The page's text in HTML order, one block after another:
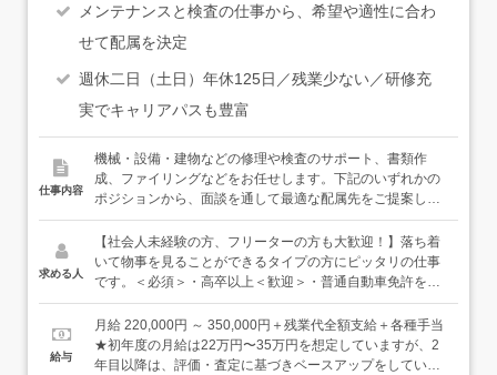
メンテナンスと検査の仕事から、希望や適性に合わ
せて配属を決定
週休二日（土日）年休125日／残業少ない／研修充
実でキャリアパスも豊富
仕事内容
機械・設備・建物などの修理や検査のサポート、書類作
成、ファイリングなどをお任せします。下記のいずれかの
ポジションから、面談を通して最適な配属先をご提案しま
す。いずれのポジションも、簡単な業務から少しずつお任
せします。プラント施設の「いつも通り」を保つサポート
役と、プラント施設が問題なく稼働できるかチェックする
検査役のふたつがあります。＜オペレーション・メンテナ
巡回・点検業務、メンテナンスの手配、制御室での運転監
視、書類作成などを通じて、機械・設備の安定稼働を実現
する仕事です。日々の定期点検を終え、問題がなければ見
求める人
【社会人未経験の方、フリーターの方も大歓迎！】落ち着
いて物事を見ることができるタイプの方にピッタリの仕事
です。＜必須＞・高卒以上＜歓迎＞・普通自動車免許をお
持ちの方（AT限定でOK）・落ち着いて物事を見ることが
できる方・コツコツ仕事して、自分のペースで成長してい
きたい方居酒屋スタッフ・アミューズメント店のホールス
タッフ・清掃スタッフなどなど、様々な前職の先輩たち
給与
月給 220,000円 ～ 350,000円＋残業代全額支給＋各種手当
★初年度の月給は22万円〜35万円を想定していますが、2
年目以降は、評価・査定に基づきベースアップをしていき